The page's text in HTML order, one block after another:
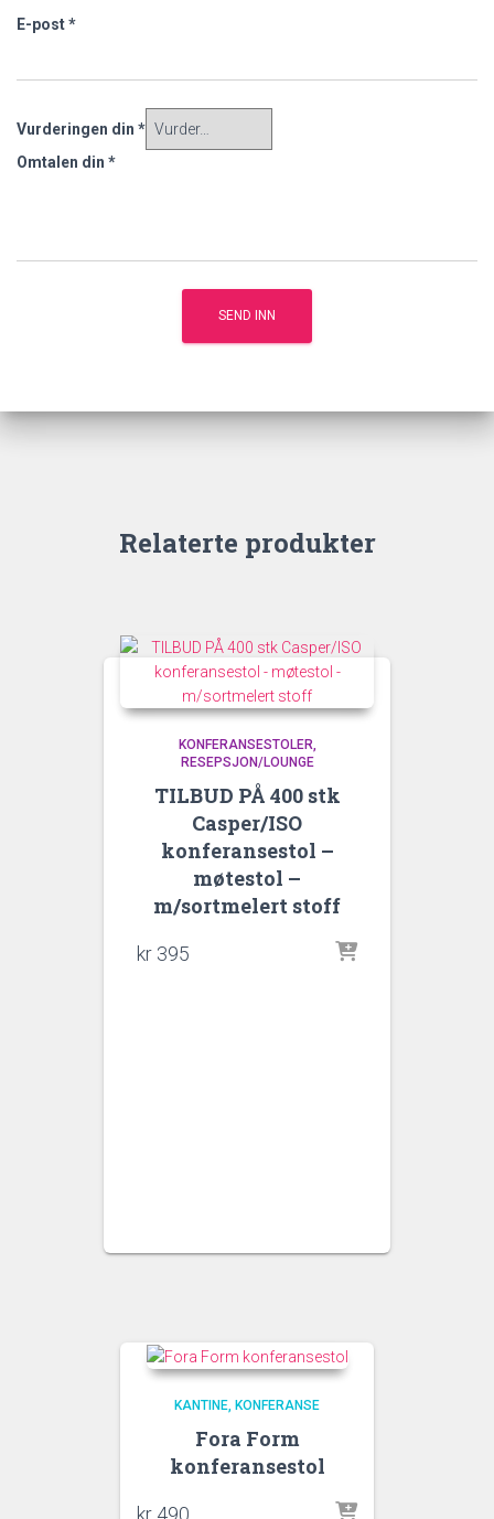
E-post*
Vurderingen din *
Omtalen din *
Relaterte produkter
KONFERANSESTOLER
RESEPSJON/LOUNGE
TILBUD PÅ 400 stk
Casper/ISO
konferansestol –
møtestol –
m/sortmelert stoff
kr 395
KANTINE KONFERANSE
Fora Form
konferansestol
kr 490